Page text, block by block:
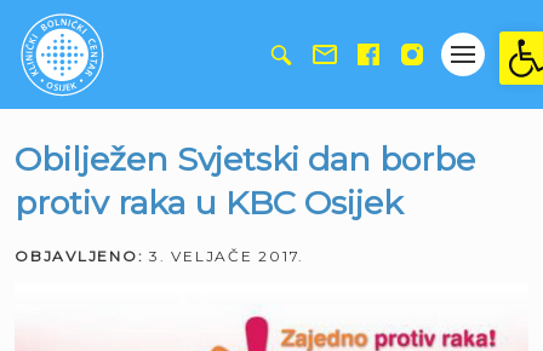
Obilježen Svjetski dan borbe
protiv raka u KBC Osijek
OBJAVLJENO: 3. VELJAČE 2017.